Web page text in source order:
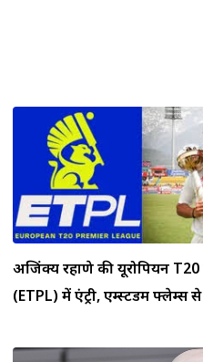
अजिंक्य रहाणे की यूरोपियन T20
(ETPL) में एंट्री, एम्स्टर्डम फ्लेम्स